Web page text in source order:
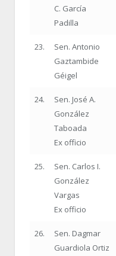
C. García
Padilla
23.
Sen. Antonio
Gaztambide
Géigel
24.
Sen. José A.
González
Taboada
Ex officio
25.
Sen. Carlos I.
González
Vargas
Ex officio
26.
Sen. Dagmar
Guardiola Ortiz